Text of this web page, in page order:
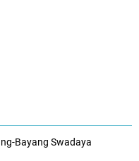
Bayang Swadaya